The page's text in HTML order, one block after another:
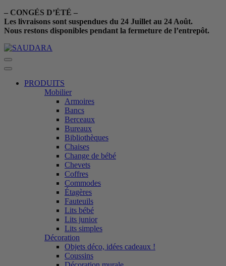
– CONGÉS D’ÉTÉ –
Les livraisons sont suspendues du 24 Juillet au 24 Août.
Nous restons disponibles pendant la fermeture de l’entrepôt.
PRODUITS
Mobilier
Armoires
Bancs
Berceaux
Bureaux
Bibliothèques
Chaises
Change de bébé
Chevets
Coffres
Commodes
Étagères
Fauteuils
Lits bébé
Lits junior
Lits simples
Décoration
Objets déco, idées cadeaux !
Coussins